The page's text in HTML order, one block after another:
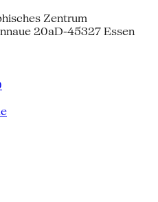
Zentrum
20aD-45327 Essen